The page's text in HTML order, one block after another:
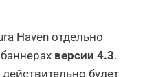
Haven отдельно
версии 4.3.
будет